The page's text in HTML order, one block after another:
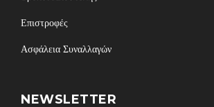
Επιστροφές
Ασφάλεια Συναλλαγών
NEWSLETTER